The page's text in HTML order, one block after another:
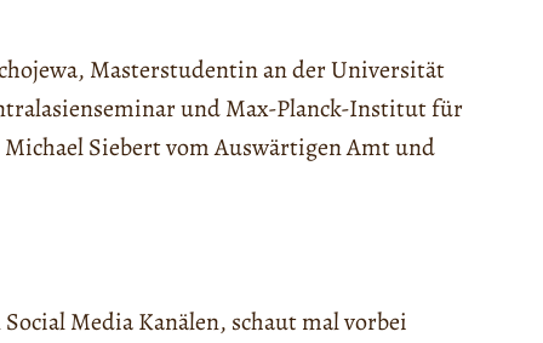
Masterstudentin an der Universität
und Max-Planck-Institut für
Siebert vom Auswärtigen Amt und
Media Kanälen, schaut mal vorbei